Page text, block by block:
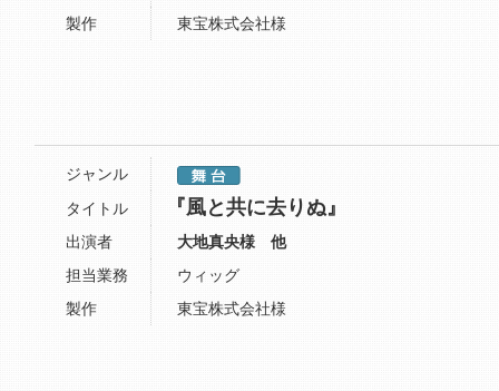
製作
東宝株式会社様
ジャンル
タイトル
『風と共に去りぬ』
出演者
大地真央様 他
担当業務
ウィッグ
製作
東宝株式会社様